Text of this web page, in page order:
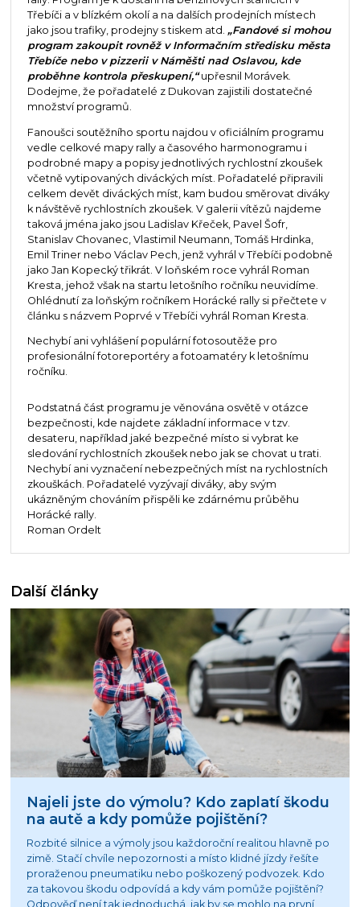
Třebíči a v blízkém okolí a na dalších prodejních místech
jako jsou trafiky, prodejny s tiskem atd. „Fandové si mohou
program zakoupit rovněž v Informačním středisku města
Třebíče nebo v pizzerii v Náměšti nad Oslavou, kde
proběhne kontrola přeskupení,“upřesnil Morávek.
Dodejme, že pořadatelé z Dukovan zajistili dostatečné
množství programů.
Fanoušci soutěžního sportu najdou v oficiálním programu
vedle celkové mapy rally a časového harmonogramu i
podrobné mapy a popisy jednotlivých rychlostní zkoušek
včetně vytipovaných diváckých míst. Pořadatelé připravili
celkem devět diváckých míst, kam budou směrovat diváky
k návštěvě rychlostních zkoušek. V galerii vítězů najdeme
taková jména jako jsou Ladislav Křeček, Pavel Šofr,
Stanislav Chovanec, Vlastimil Neumann, Tomáš Hrdinka,
Emil Triner nebo Václav Pech, jenž vyhrál v Třebíči podobně
jako Jan Kopecký třikrát. V loňském roce vyhrál Roman
Kresta, jehož však na startu letošního ročníku neuvidíme.
Ohlédnutí za loňským ročníkem Horácké rally si přečtete v
článku s názvem Poprvé v Třebíči vyhrál Roman Kresta.
Nechybí ani vyhlášení populární fotosoutěže pro
profesionální fotoreportéry a fotoamatéry k letošnímu
ročníku.
Podstatná část programu je věnována osvětě v otázce
bezpečnosti, kde najdete základní informace v tzv.
desateru, například jaké bezpečné místo si vybrat ke
sledování rychlostních zkoušek nebo jak se chovat u trati.
Nechybí ani vyznačení nebezpečných míst na rychlostních
zkouškách. Pořadatelé vyzývají diváky, aby svým
ukázněným chováním přispěli ke zdárnému průběhu
Horácké rally.
Roman Ordelt
Další články
Najeli jste do výmolu? Kdo zaplatí škodu
na autě a kdy pomůže pojištění?
Rozbité silnice a výmoly jsou každoroční realitou hlavně po
zimě. Stačí chvíle nepozornosti a místo klidné jízdy řešíte
proraženou pneumatiku nebo poškozený podvozek. Kdo
za takovou škodu odpovídá a kdy vám pomůže pojištění?
Odpověď není tak jednoduchá, jak by se mohlo na první